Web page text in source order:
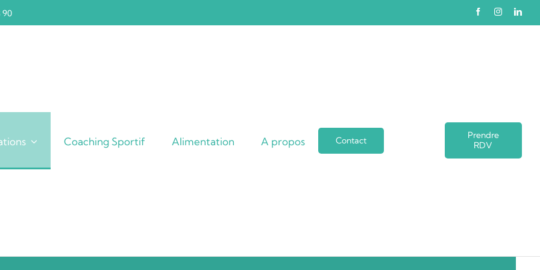
90
\/geoffroycurie.fr\/wp-
\/geoffroycurie.fr\/wp-
\/geoffroycurie.fr\/wp-
\/geoffroycurie.fr\/wp-
\/geoffroycurie.fr\/wp-
\/geoffroycurie.fr\/wp-
Coaching Sportif Alimentation A propos Contact
Prendre
RDV